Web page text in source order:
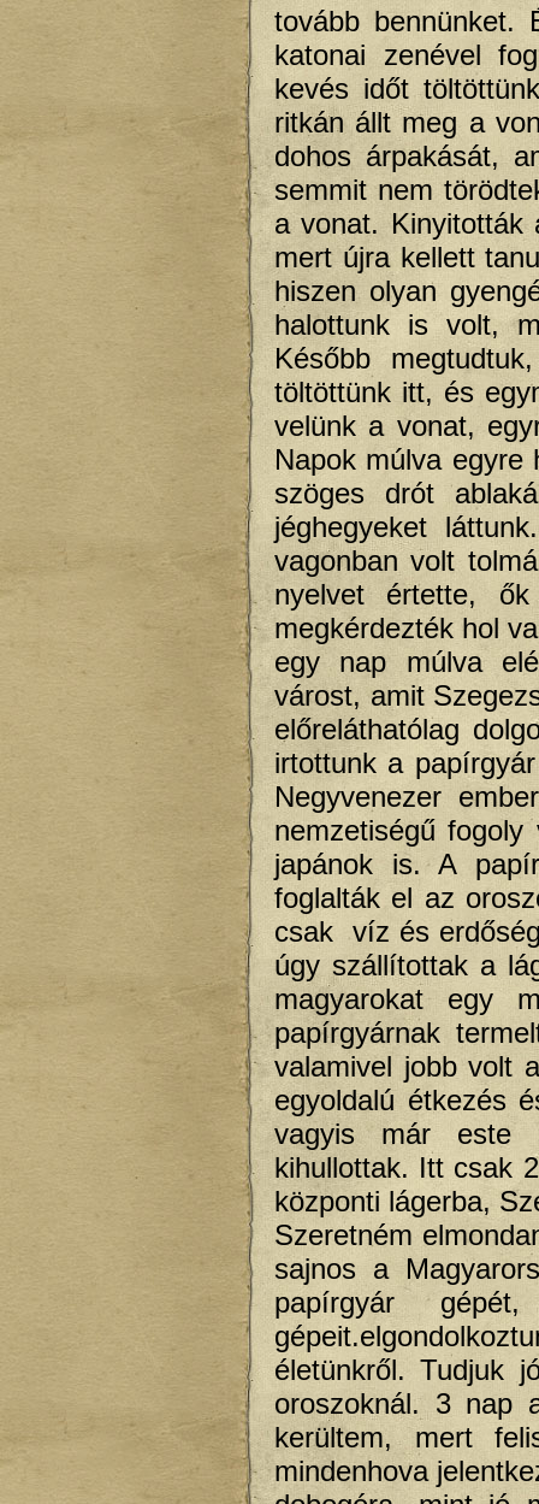
tovább bennünket.
katonai zenével
kevés időt
ritkán állt meg a
dohos árpakását,
semmit nem
a vonat.
mert újra kellett
hiszen olyan
halottunk is volt,
Később
töltöttünk itt, és
velünk a vonat,
Napok múlva egyre
szöges drót
jéghegyeket
vagonban volt
nyelvet értette,
megkérdezték hol
egy nap múlva
várost, amit
előreláthatólag
irtottunk a
Negyvenezer
nemzetiségű
japánok is. A
foglalták el az
csak víz és
úgy szállítottak a
magyarokat egy
papírgyárnak
valamivel jobb volt
egyoldalú étkezés
vagyis már este
kihullottak. Itt csak
központi lágerba,
Szeretném
sajnos a
papírgyár
életünkről. Tudjuk
oroszoknál. 3 nap
kerültem, mert
mindenhova